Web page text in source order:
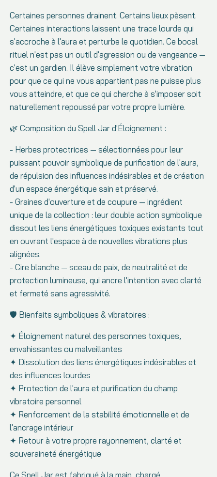
Certaines personnes drainent. Certains lieux pèsent.
Certaines interactions laissent une trace lourde qui
s'accroche à l'aura et perturbe le quotidien. Ce bocal
rituel n'est pas un outil d'agression ou de vengeance —
c'est un gardien. Il élève simplement votre vibration
pour que ce qui ne vous appartient pas ne puisse plus
vous atteindre, et que ce qui cherche à s'imposer soit
naturellement repoussé par votre propre lumière.
🌿 Composition du Spell Jar d'Éloignement :
- Herbes protectrices — sélectionnées pour leur
puissant pouvoir symbolique de purification de l'aura,
de répulsion des influences indésirables et de création
d'un espace énergétique sain et préservé.
- Graines d'ouverture et de coupure — ingrédient
unique de la collection : leur double action symbolique
dissout les liens énergétiques toxiques existants tout
en ouvrant l'espace à de nouvelles vibrations plus
alignées.
- Cire blanche — sceau de paix, de neutralité et de
protection lumineuse, qui ancre l'intention avec clarté
et fermeté sans agressivité.
🛡️ Bienfaits symboliques & vibratoires :
✦ Éloignement naturel des personnes toxiques,
envahissantes ou malveillantes
✦ Dissolution des liens énergétiques indésirables et
des influences lourdes
✦ Protection de l'aura et purification du champ
vibratoire personnel
✦ Renforcement de la stabilité émotionnelle et de
l'ancrage intérieur
✦ Retour à votre propre rayonnement, clarté et
souveraineté énergétique
Ce Spell Jar est fabriqué à la main, chargé